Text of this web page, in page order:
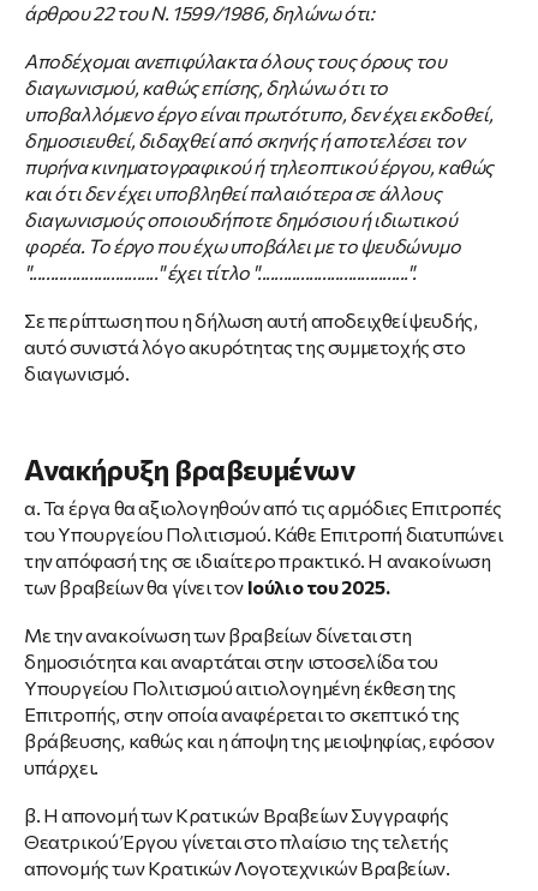
άρθρου 22 του Ν. 1599/1986, δηλώνω ότι:
Αποδέχομαι ανεπιφύλακτα όλους τους όρους του
διαγωνισμού, καθώς επίσης, δηλώνω ότι το
υποβαλλόμενο έργο είναι πρωτότυπο, δεν έχει εκδοθεί,
δημοσιευθεί, διδαχθεί από σκηνής ή αποτελέσει τον
πυρήνα κινηματογραφικού ή τηλεοπτικού έργου, καθώς
και ότι δεν έχει υποβληθεί παλαιότερα σε άλλους
διαγωνισμούς οποιουδήποτε δημόσιου ή ιδιωτικού
φορέα. Το έργο που έχω υποβάλει με το ψευδώνυμο
".............................." έχει τίτλο "...................................".
Σε περίπτωση που η δήλωση αυτή αποδειχθεί ψευδής,
αυτό συνιστά λόγο ακυρότητας της συμμετοχής στο
διαγωνισμό.
Ανακήρυξη βραβευμένων
α. Τα έργα θα αξιολογηθούν από τις αρμόδιες Επιτροπές
του Υπουργείου Πολιτισμού. Κάθε Επιτροπή διατυπώνει
την απόφασή της σε ιδιαίτερο πρακτικό. Η ανακοίνωση
των βραβείων θα γίνει τον Ιούλιο του 2025.
Με την ανακοίνωση των βραβείων δίνεται στη
δημοσιότητα και αναρτάται στην ιστοσελίδα του
Υπουργείου Πολιτισμού αιτιολογημένη έκθεση της
Επιτροπής, στην οποία αναφέρεται το σκεπτικό της
βράβευσης, καθώς και η άποψη της μειοψηφίας, εφόσον
υπάρχει.
β. Η απονομή των Κρατικών Βραβείων Συγγραφής
Θεατρικού Έργου γίνεται στο πλαίσιο της τελετής
απονομής των Κρατικών Λογοτεχνικών Βραβείων.